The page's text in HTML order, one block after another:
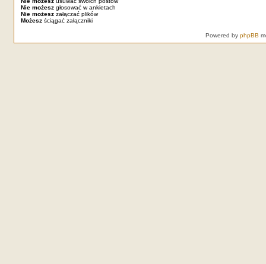
Nie możeszgłosować w ankietach
Nie możeszzałączać plików
Możeszściągać załączniki
Powered by phpBB